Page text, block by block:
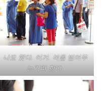
나도 했다. 이거. 복을 빌어주
는거라 한다.